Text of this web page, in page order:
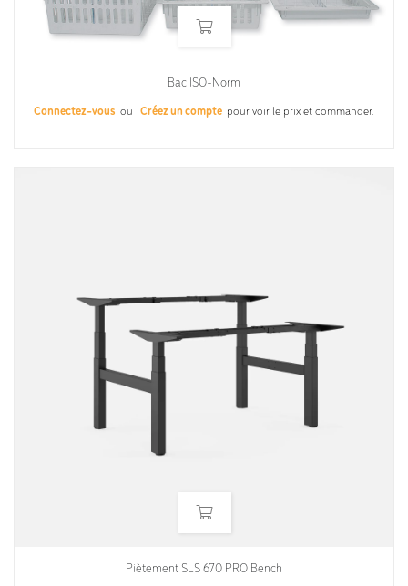
Bac ISO-Norm
Connectez-vous ou Créez un compte pour voir le prix et commander.
Piètement SLS 670 PRO Bench